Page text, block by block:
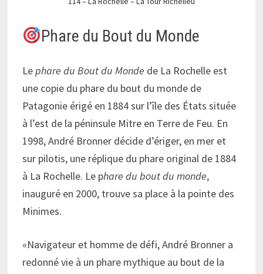
Phare du Bout du Monde
Lephare du Bout du Monde de La Rochelle est
une copie du phare du bout du monde de
Patagonie érigé en 1884 sur l’île des États située
à l’est de la péninsule Mitre en Terre de Feu. En
1998, André Bronner décide d’ériger, en mer et
sur pilotis, une réplique du phare original de 1884
à La Rochelle. Le phare du bout du monde,
inauguré en 2000, trouve sa place à la pointe des
Minimes.
«Navigateur et homme de défi, André Bronner a
redonné vie à un phare mythique au bout de la